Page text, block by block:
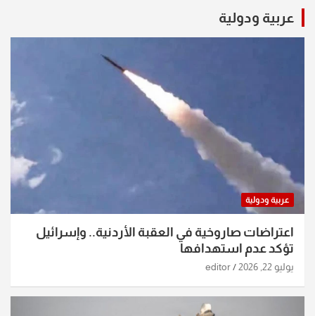
عربية ودولية
عربية ودولية
اعتراضات صاروخية في العقبة الأردنية.. وإسرائيل
تؤكد عدم استهدافها
يوليو 22, 2026 editor